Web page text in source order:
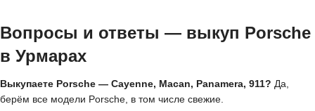
Вопросы и ответы — выкуп Porsche
в Урмарах
Выкупаете Porsche — Cayenne, Macan, Panamera, 911? Да,
берём все модели Porsche, в том числе свежие.